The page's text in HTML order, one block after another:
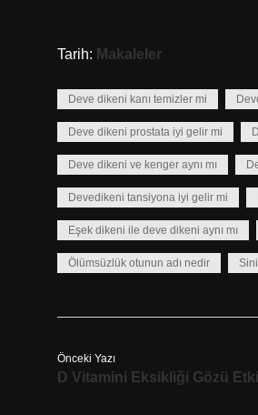
Tarih: Makaleler
Deve dikeni kanı temizler mi
Deve dikeni prostata iyi gelir mi
Deve dikeni ve kenger aynı mı
Devedikeni tansiyona iyi gelir mi
Eşek dikeni ile deve dikeni aynı mı
Ölümsüzlük otunun adı nedir
Önceki Yazı
D Vitamini Eksikliği Gözü